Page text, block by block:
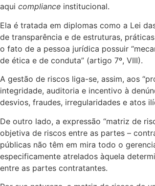
aqui compliance institucional.
Ela é tratada em diplomas como a Lei
de transparência e de estruturas,
o fato de a pessoa jurídica possuir
de ética e de conduta” (artigo 7º, VIII).
A gestão de riscos liga-se, assim, aos
integridade, auditoria e incentivo à
desvios, fraudes, irregularidades e atos
De outro lado, a expressão “matriz de
objetiva de riscos entre as partes –
públicas não têm em mira todo o
especificamente atrelados àquela
entre as partes contratantes.